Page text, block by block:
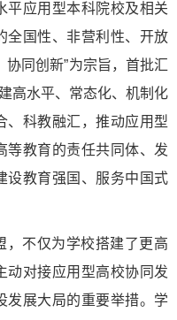
平应用型本科院校及相关
全国性、非营利性、开放
协同创新”为宗旨，首批汇
高水平、常态化、机制化
、科教融汇，推动应用型
等教育的责任共同体、发
设教育强国、服务中国式
，不仅为学校搭建了更高
动对接应用型高校协同发
发展大局的重要举措。学